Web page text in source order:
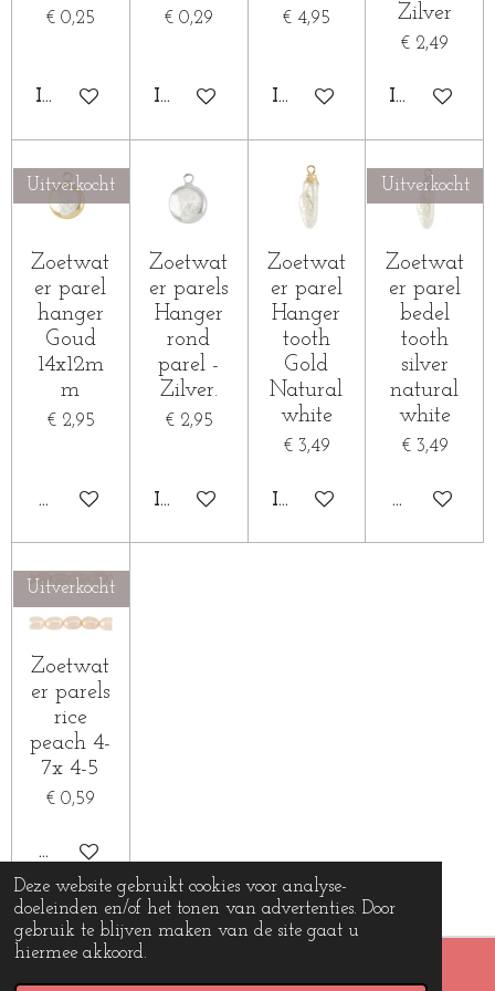
Deze website gebruikt cookies voor analyse-
doeleinden en/of het tonen van advertenties. Door
gebruik te blijven maken van de site gaat u
hiermee akkoord.
€ 0,25
IN WINKELWAGEN
€ 0,29
IN WINKELWAGEN
€ 4,95
IN WINKELWAGEN
Zilver
€ 2,49
IN
Uitverkocht
Zoetwat
er parel
hanger
Goud
14x12m
m
€ 2,95
HOUD MIJ OP DE HOOGTE
Zoetwat
er parels
Hanger
rond
parel -
Zilver.
€ 2,95
IN WINKELWAGEN
Zoetwat
er parel
Hanger
tooth
Gold
Natural
white
€ 3,49
IN WINKELWAGEN
Uitverkocht
Zoetwat
er parel
bedel
tooth
silver
natural
white
€ 3,49
HOUD MIJ
Uitverkocht
Zoetwat
er parels
rice
peach 4-
7x 4-5
€ 0,59
HOUD MIJ OP DE HOOGTE